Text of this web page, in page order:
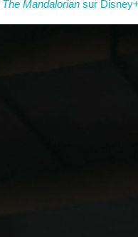
The Mandalorian sur